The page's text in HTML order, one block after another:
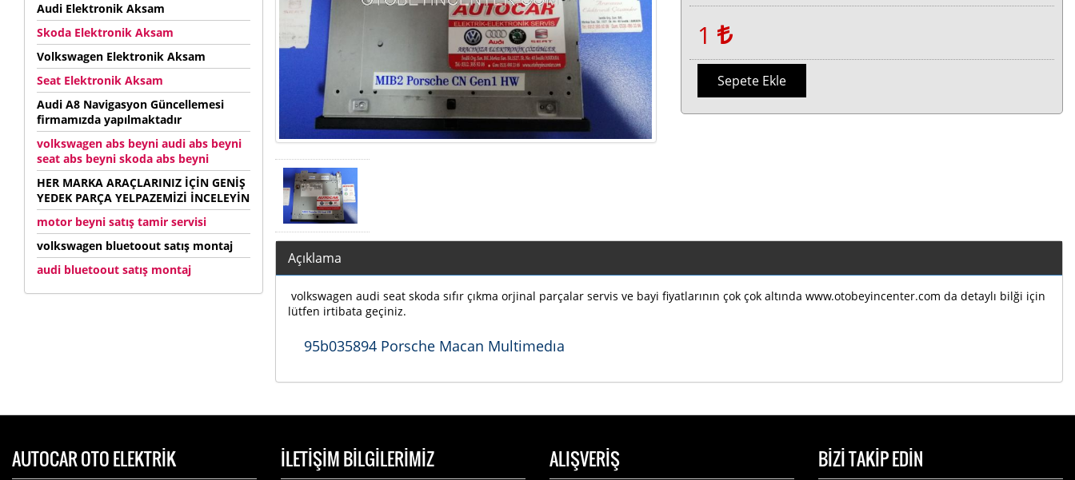
Audi Elektronik Aksam
Skoda Elektronik Aksam
Volkswagen Elektronik Aksam
Seat Elektronik Aksam
Audi A8 Navigasyon Güncellemesi
firmamızda yapılmaktadır
volkswagen abs beyni audi abs beyni
seat abs beyni skoda abs beyni
HER MARKA ARAÇLARINIZ İÇİN GENİŞ
YEDEK PARÇA YELPAZEMİZİ İNCELEYİN
motor beyni satış tamir servisi
volkswagen bluetoout satış montaj
audi bluetoout satış montaj
1
Sepete Ekle
Açıklama
volkswagen audi seat skoda sıfır çıkma orjinal parçalar servis ve bayi fiyatlarının çok çok altında www.otobeyincenter.com da detaylı bilği için
lütfen irtibata geçiniz.
95b035894 Porsche Macan Multimedıa
AUTOCAR OTO ELEKTRİK İLETİŞİM BİLGİLERİMİZ ALIŞVERİŞ BİZİ TAKİP EDİN